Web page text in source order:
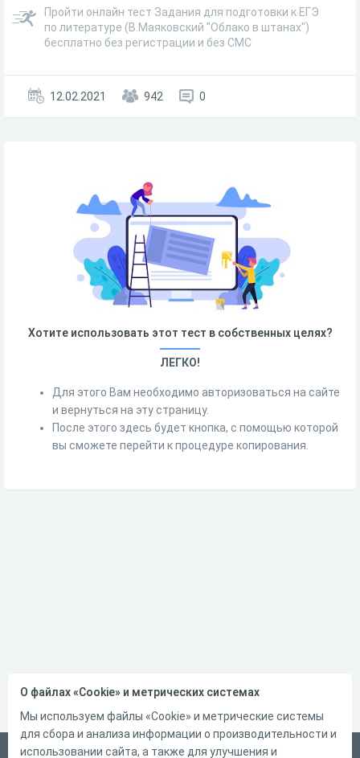
Пройти онлайн тест Задания для подготовки к ЕГЭ
по литературе (В.Маяковский "Облако в штанах")
бесплатно без регистрации и без СМС
12.02.2021 942 0
Хотите использовать этот тест в собственных целях?
ЛЕГКО!
Для этого Вам необходимо авторизоваться на сайте
и вернуться на эту страницу.
После этого здесь будет кнопка, с помощью которой
вы сможете перейти к процедуре копирования.
О файлах «Cookie» и метрических системах
Мы используем файлы «Cookie» и метрические системы
для сбора и анализа информации о производительности и
использовании сайта, а также для улучшения и